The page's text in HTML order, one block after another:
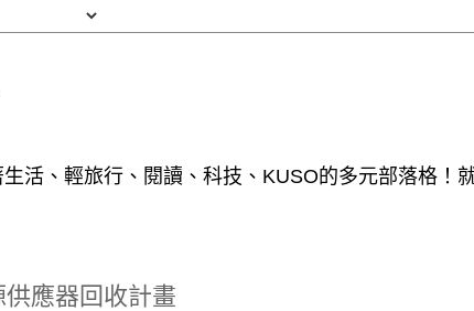
活、輕旅行、閱讀、科技、KUSO的多元部落格！
應器回收計畫